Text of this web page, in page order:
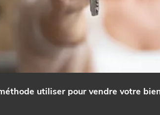
utiliser pour vendre votre